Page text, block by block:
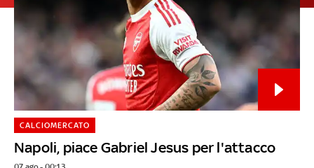
Napoli, piace Gabriel Jesus per l'attacco
CALCIOMERCATO